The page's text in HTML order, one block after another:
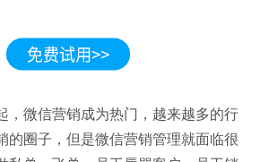
，微信营销成为热门，越来越多的行
的圈子，但是微信营销管理就面临很